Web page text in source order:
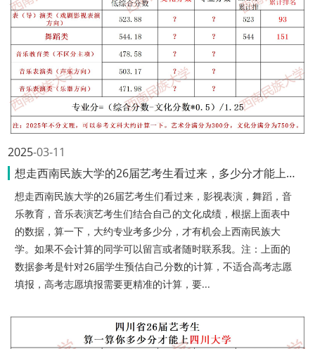
03-11
2025
想走西南民族大学的26届艺考生看过来，多少分才能上西南民族大学？
想走西南民族大学的26届艺考生们看过来，影视表演，舞蹈，音
乐教育，音乐表演艺考生们结合自己的文化成绩，根据上面表中
的数据，算一下，大约专业考多少分，才有机会上西南民族大
学。如果不会计算的同学可以留言或者随时联系我。注：上面的
数据参考是针对26届学生预估自己分数的计算，不适合高考志愿
填报，高考志愿填报需要更精准的计算，要...